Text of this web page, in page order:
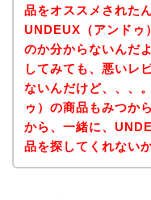
品をオススメされた
UNDEUX（アンドゥ
のか分からないんだ
してみても、悪いレ
ないんだけど、、、
ゥ）の商品もみつか
から、一緒に、
品を探してくれない